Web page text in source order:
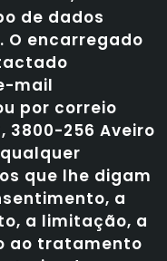
de dados
O encarregado
mail
por correio
3800-256 Aveiro
que lhe digam
a
a limitação, a
ao tratamento